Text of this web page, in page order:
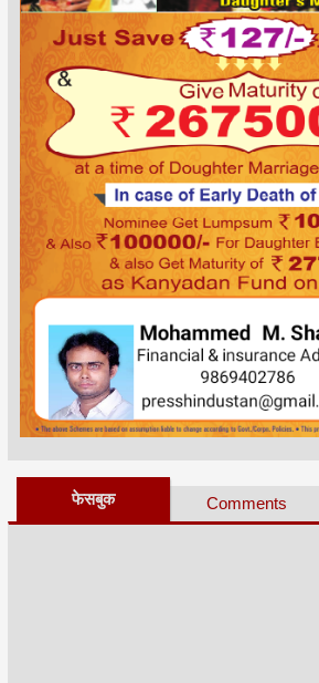
फेसबुक Comments